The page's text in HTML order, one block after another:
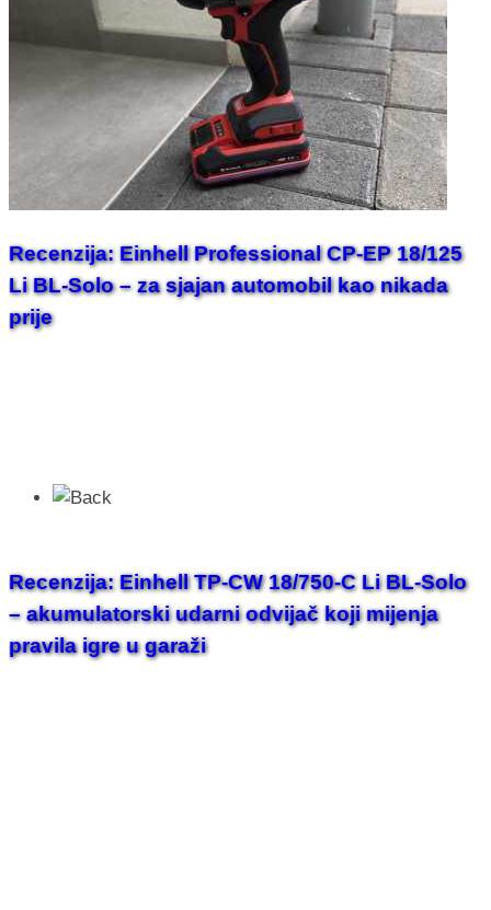
Recenzija: Einhell Professional CP-EP 18/125
Li BL-Solo – za sjajan automobil kao nikada
prije
Recenzija: Einhell TP-CW 18/750-C Li BL-Solo
– akumulatorski udarni odvijač koji mijenja
pravila igre u garaži